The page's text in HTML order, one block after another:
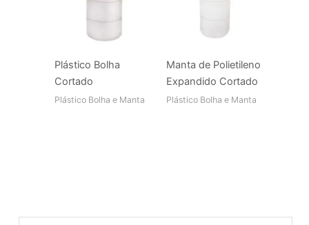
Plástico Bolha
Cortado
Plástico Bolha e Manta
Manta de Polietileno
Expandido Cortado
Plástico Bolha e Manta